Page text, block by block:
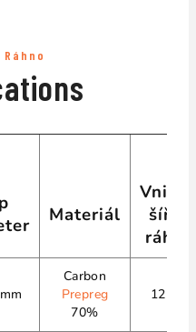
Materiál
šířka
ráhna
Carbon
Prepreg
70%
12 cm